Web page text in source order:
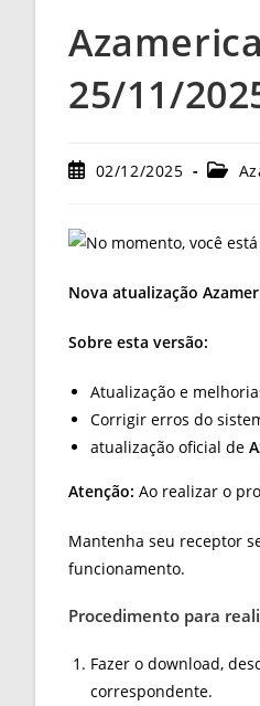
25/11/
Post02/12/2025
Nova atualização
Sobre esta versão:
Atualização e
Corrigir erros do
atualização oficial de
Atenção: Ao realizar o
Mantenha seu receptor
funcionamento.
Procedimento para
Fazer o download,
correspondente.